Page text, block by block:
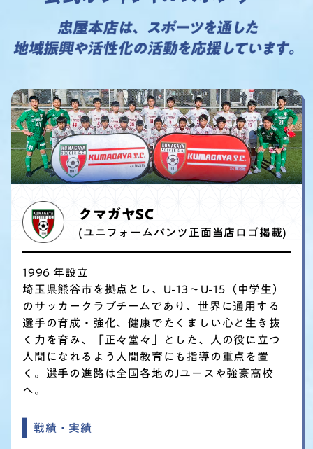
クマガヤSC
(ユニフォームパンツ正面当店ロゴ掲載)
1996 年設立
埼玉県熊谷市を拠点とし、U-13～U-15（中学生）
のサッカークラブチームであり、世界に通用する
選手の育成・強化、健康でたくましい心と生き抜
く力を育み、「正々堂々」とした、人の役に立つ
人間になれるよう人間教育にも指導の重点を置
く。選手の進路は全国各地のJユースや強豪高校
へ。
戦績・実績